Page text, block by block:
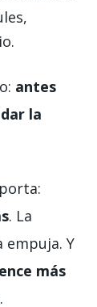
antes
la
. La
empuja. Y
más
.